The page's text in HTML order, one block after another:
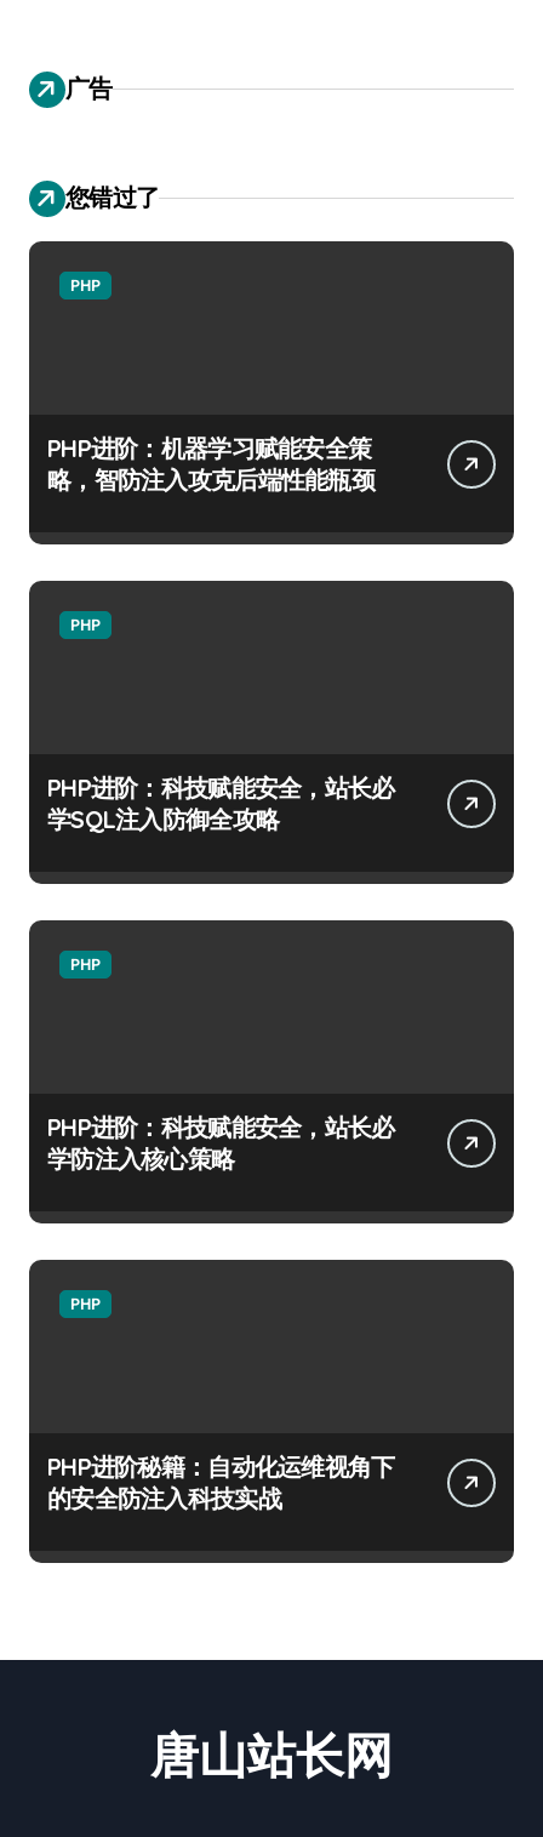
广告
您错过了
PHP
PHP进阶：机器学习赋能安全策
略，智防注入攻克后端性能瓶颈
PHP
PHP进阶：科技赋能安全，站长必
学SQL注入防御全攻略
PHP
PHP进阶：科技赋能安全，站长必
学防注入核心策略
PHP
PHP进阶秘籍：自动化运维视角下
的安全防注入科技实战
唐山站长网